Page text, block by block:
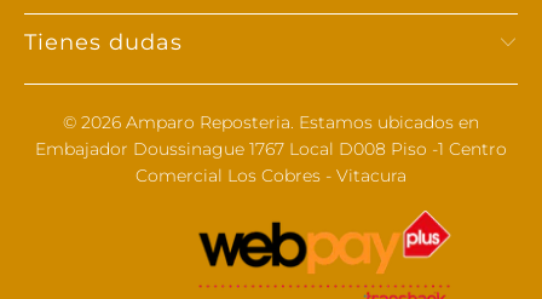
Tienes dudas
© 2026 Amparo Reposteria. Estamos ubicados en
Embajador Doussinague 1767 Local D008 Piso -1 Centro
Comercial Los Cobres - Vitacura